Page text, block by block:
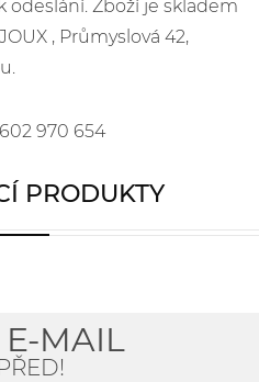
odeslání. Zboží je skladem
, Průmyslová 42,
970 654
PRODUKTY
MAIL